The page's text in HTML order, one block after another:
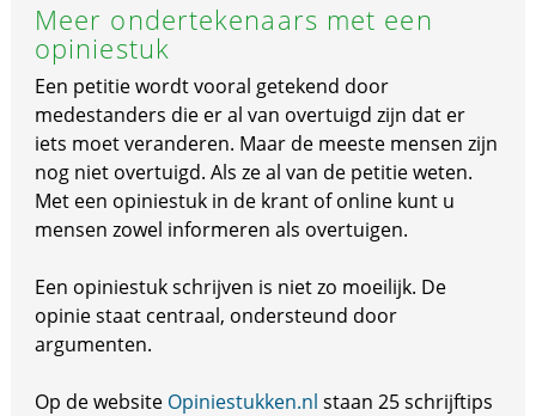
Meer ondertekenaars met een
opiniestuk
Een petitie wordt vooral getekend door
medestanders die er al van overtuigd zijn dat er
iets moet veranderen. Maar de meeste mensen zijn
nog niet overtuigd. Als ze al van de petitie weten.
Met een opiniestuk in de krant of online kunt u
mensen zowel informeren als overtuigen.
Een opiniestuk schrijven is niet zo moeilijk. De
opinie staat centraal, ondersteund door
argumenten.
Op de website Opiniestukken.nl staan 25 schrijftips